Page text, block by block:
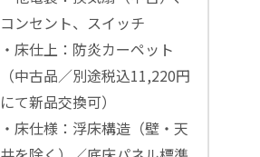
コンセント、スイッチ
・床仕上：防炎カーペット
（中古品／別途税込11,220円
にて新品交換可）
・床仕様：浮床構造（壁・天